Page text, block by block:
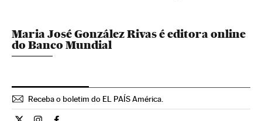
Maria José González Rivas é editora online
do Banco Mundial
Receba o boletim do EL PAÍS América.